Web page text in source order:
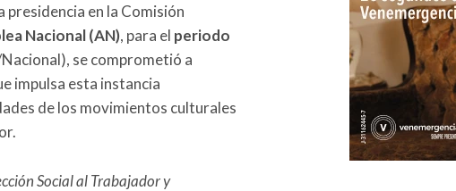
presidencia en la Comisión
Nacional (AN), para el periodo
se comprometió a
impulsa esta instancia
de los movimientos culturales
Social al Trabajador y